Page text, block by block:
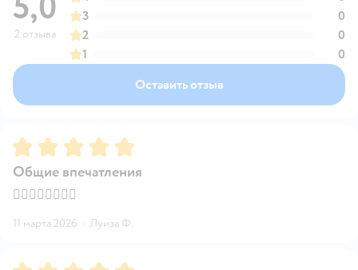
2 отзыва
3
0
2
0
1
0
Оставить отзыв
Рейтинг:5
Общие впечатления
👍🏻👍🏻👍🏻🙏🏻
11 марта 2026 · Луиза Ф.